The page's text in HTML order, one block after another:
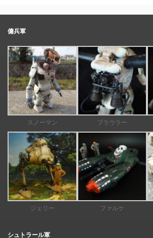
傭兵軍
スノーマン プラウラー
ジェリー ファルケ
シュトラール軍